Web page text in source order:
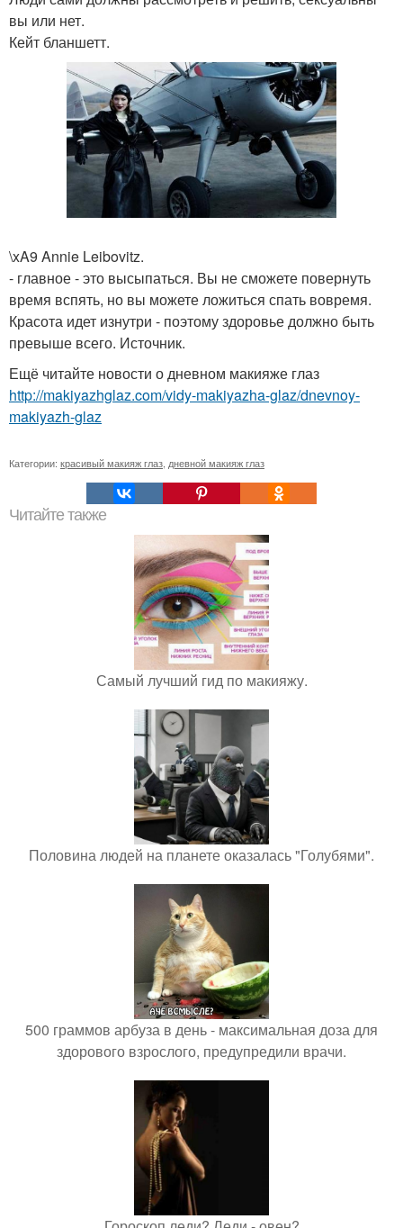
вы или нет.
Кейт бланшетт.
\xA9 Annie Leibovitz.
- главное - это высыпаться. Вы не сможете повернуть
время вспять, но вы можете ложиться спать вовремя.
Красота идет изнутри - поэтому здоровье должно быть
превыше всего. Источник.
Ещё читайте новости о дневном макияже глаз
http://makiyazhglaz.com/vidy-makiyazha-glaz/dnevnoy-
makiyazh-glaz
Категории: красивый макияж глаз дневной макияж глаз
Читайте также
Самый лучший гид по макияжу.
Половина людей на планете оказалась "Голубями".
500 граммов арбуза в день - максимальная доза для
здорового взрослого, предупредили врачи.